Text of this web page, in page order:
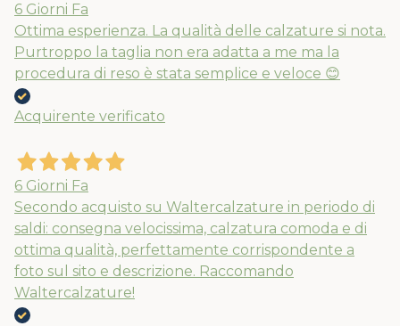
6 Giorni Fa
Ottima esperienza. La qualità delle calzature si nota.
Purtroppo la taglia non era adatta a me ma la
procedura di reso è stata semplice e veloce 😊
Acquirente verificato
6 Giorni Fa
Secondo acquisto su Waltercalzature in periodo di
saldi: consegna velocissima, calzatura comoda e di
ottima qualità, perfettamente corrispondente a
foto sul sito e descrizione. Raccomando
Waltercalzature!